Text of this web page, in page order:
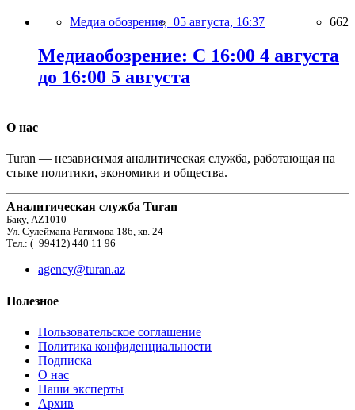
Медиа обозрение, 05 августа, 16:37 662
Медиаобозрение: С 16:00 4 августа
до 16:00 5 августа
О нас
Turan — независимая аналитическая служба, работающая на
стыке политики, экономики и общества.
Аналитическая служба Turan
Баку, AZ1010
Ул. Сулеймана Рагимова 186, кв. 24
Тел.: (+99412) 440 11 96
agency@turan.az
Полезное
Пользовательское соглашение
Политика конфиденциальности
Подписка
О нас
Наши эксперты
Архив